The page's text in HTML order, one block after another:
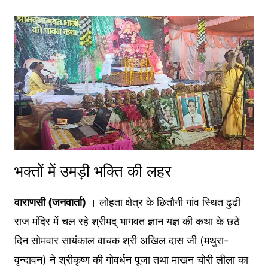
भक्तों में उमड़ी भक्ति की लहर
वाराणसी (जनवार्ता) । लोहता क्षेत्र के छितौनी गांव स्थित ढुढी
राज मंदिर में चल रहे श्रीमद् भागवत ज्ञान यज्ञ की कथा के छठे
दिन सोमवार सायंकाल वाचक श्री अखिल दास जी (मथुरा-
वृन्दावन) ने श्रीकृष्ण की गोवर्धन पूजा तथा माखन चोरी लीला का